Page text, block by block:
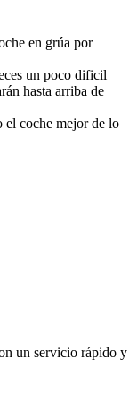
en grúa por
un poco dificil
hasta arriba de
el coche mejor de lo
un servicio rápido y